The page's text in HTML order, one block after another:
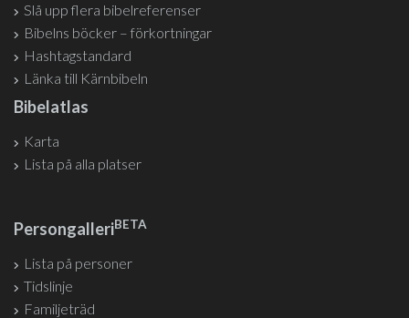
Slå upp flera bibelreferenser
Bibelns böcker – förkortningar
Hashtagstandard
Länka till Kärnbibeln
Bibelatlas
Karta
Lista på alla platser
PersongalleriBETA
Lista på personer
Tidslinje
Familjeträd